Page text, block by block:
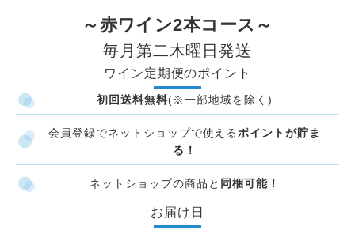
毎月第二木曜日発送
ワイン定期便のポイント
初回送料無料(※一部地域を除く)
会員登録でネットショップで使える ポイントが貯ま
る！
ネットショップの商品と 同梱可能！
お届け日